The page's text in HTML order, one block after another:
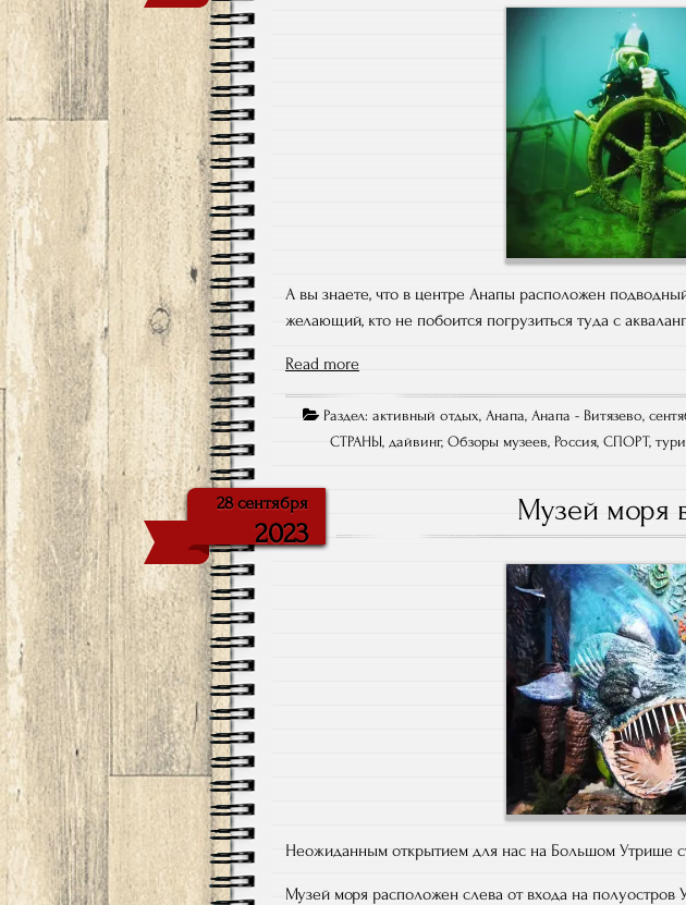
А вы знаете, что в центре Анапы расположен
желающий, кто не побоится погрузиться туда с
Read more
Раздел:активный отдых,Анапа,Анапа - Витязево,
СТРАНЫ,дайвинг,Обзоры музеев, Россия,СПОРТ,
28 сентября
2023
Музей моря
Неожиданным открытием для нас на Большом Утрише
Музей моря расположен слева от входа на полуостров